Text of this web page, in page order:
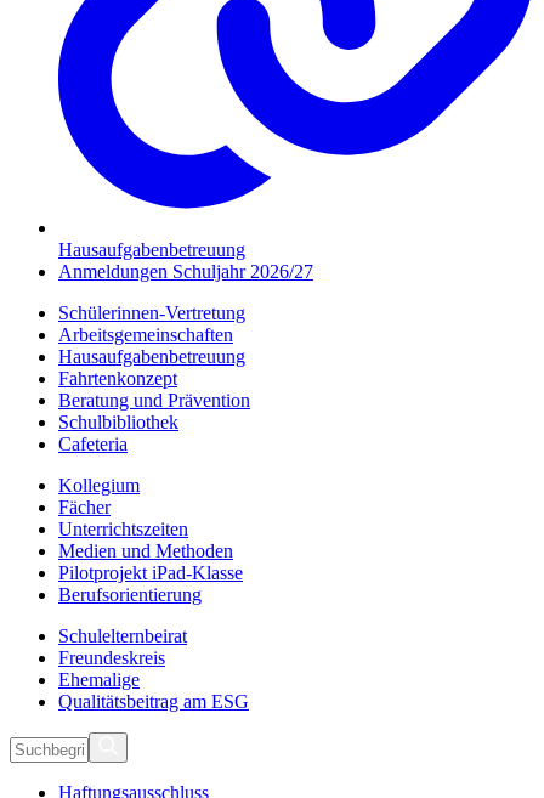
Hausaufgabenbetreuung
Anmeldungen Schuljahr 2026/27
Schülerinnen-Vertretung
Arbeitsgemeinschaften
Hausaufgabenbetreuung
Fahrtenkonzept
Beratung und Prävention
Schulbibliothek
Cafeteria
Kollegium
Fächer
Unterrichtszeiten
Medien und Methoden
Pilotprojekt iPad-Klasse
Berufsorientierung
Schulelternbeirat
Freundeskreis
Ehemalige
Qualitätsbeitrag am ESG
Haftungsausschluss